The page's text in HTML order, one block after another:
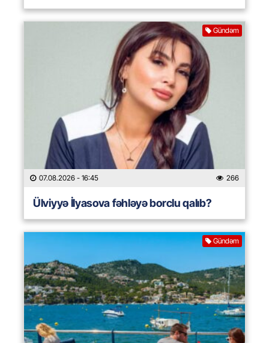
Gündəm
07.08.2026 - 16:45 266
Ülviyyə İlyasova fəhləyə borclu qalıb?
Gündəm